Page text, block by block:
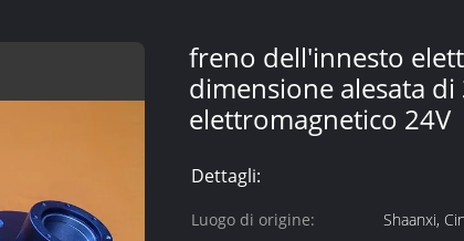
freno dell'innesto
dimensione alesata
elettromagnetico 24V
Dettagli:
Luogo di origine:
Shaanxi,